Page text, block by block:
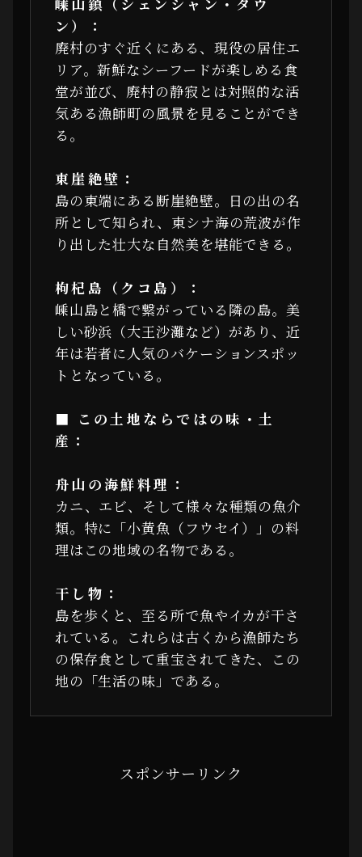
ン）：
廃村のすぐ近くにある、現役の居住エ
リア。新鮮なシーフードが楽しめる食
堂が並び、廃村の静寂とは対照的な活
気ある漁師町の風景を見ることができ
る。
東崖絶壁：
島の東端にある断崖絶壁。日の出の名
所として知られ、東シナ海の荒波が作
り出した壮大な自然美を堪能できる。
枸杞島（クコ島）：
嵊山島と橋で繋がっている隣の島。美
しい砂浜（大王沙灘など）があり、近
年は若者に人気のバケーションスポッ
トとなっている。
■ この土地ならではの味・土
産：
舟山の海鮮料理：
カニ、エビ、そして様々な種類の魚介
類。特に「小黄魚（フウセイ）」の料
理はこの地域の名物である。
干し物：
島を歩くと、至る所で魚やイカが干さ
れている。これらは古くから漁師たち
の保存食として重宝されてきた、この
地の「生活の味」である。
スポンサーリンク